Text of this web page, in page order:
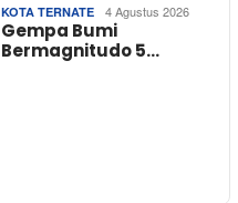
KOTA TERNATE 4 Agustus 2026
Gempa Bumi
Bermagnitudo 5…